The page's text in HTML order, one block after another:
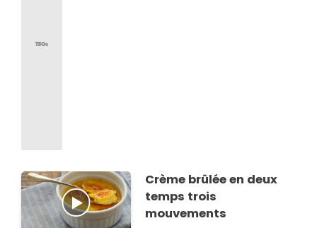
Crème brûlée en deux
temps trois
mouvements